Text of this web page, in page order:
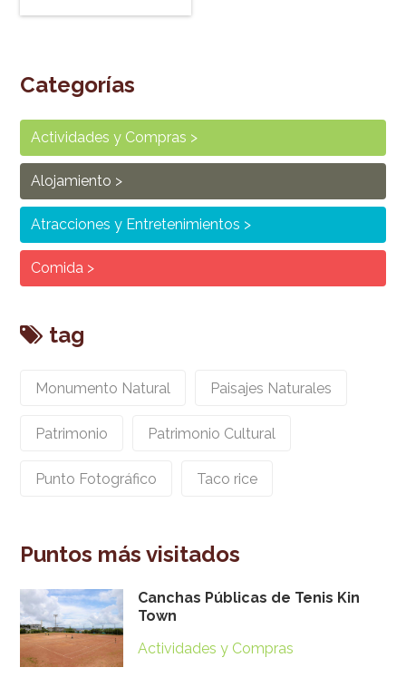
Categorías
Actividades y Compras
Alojamiento
Atracciones y Entretenimientos
Comida
tag
Monumento Natural Paisajes Naturales
Patrimonio Patrimonio Cultural
Punto Fotográfico Taco rice
Puntos más visitados
Canchas Públicas de Tenis Kin
Town
Actividades y Compras